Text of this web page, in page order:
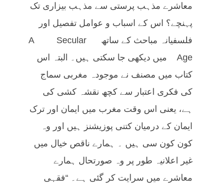
معاشرے مذہب پرستی سے مذہب بیزاری تک
پہنچے؟ اس کے اسباب و عوامل تفصیل اور
فلسفیانہ مباحث کے ساتھ A Secular
Age میں دیکھی جا سکتی ہیں۔ البتہ اس
کتاب میں مصنف نے موجودہ مغربی سماج
کی فکری اعتبار سے کچھ نقشہ کشی کی
ہے، یعنی اس وقت مغرب میں ایمان اور ترک
ایمان کے درمیان کتنی پوزیشنز ہیں اور وہ
کون کون سی ہیں ۔ ہمارے ناقص خیال میں
غیر اعلانیہ طور پر وہ صورتحال ہمارے
معاشرے میں سرایت کر گئی ہے۔ “فقہی